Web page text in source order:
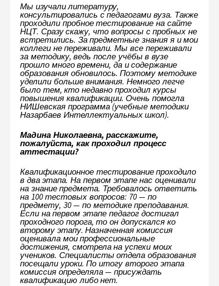
Мы изучали литературу,
консультировались с педагогами вуза. Также
проходили пробное тестирование на сайте
НЦТ. Сразу скажу, что вопросы с пробных не
встретились. За предметные знания я и мои
коллеги не переживали. Мы все переживали
за методику, ведь после учёбы в вузе
прошло много времени, да и содержание
образования обновилось. Поэтому методике
уделили больше внимания. Немного легче
было тем, кто недавно проходил курсы
повышения квалификации. Очень помогла
НИШевская программа (учебные методики
Назарбаев Интеллектуальных школ).
Мадина Николаевна, расскажите,
пожалуйста, как проходил процесс
аттестации?
Квалификационное тестирование проходило
в два этапа. На первом этапе нас оценивали
на знание предмета. Требовалось ответить
на 100 тестовых вопросов: 70 — по
предмету, 30 — по методике преподавания.
Если на первом этапе педагог достигал
проходного порога, то он допускался ко
второму этапу. Назначенная комиссия
оценивала мои профессиональные
достижения, смотрела на успехи моих
учеников. Специалисты отдела образования
посещали уроки. По итогу второго этапа
комиссия определяла — присуждать
квалификацию либо нет.